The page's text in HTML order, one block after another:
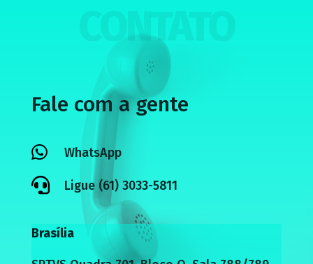
CONTATO
Fale com a gente
 WhatsApp
 Ligue (61) 3033-5811
Brasília